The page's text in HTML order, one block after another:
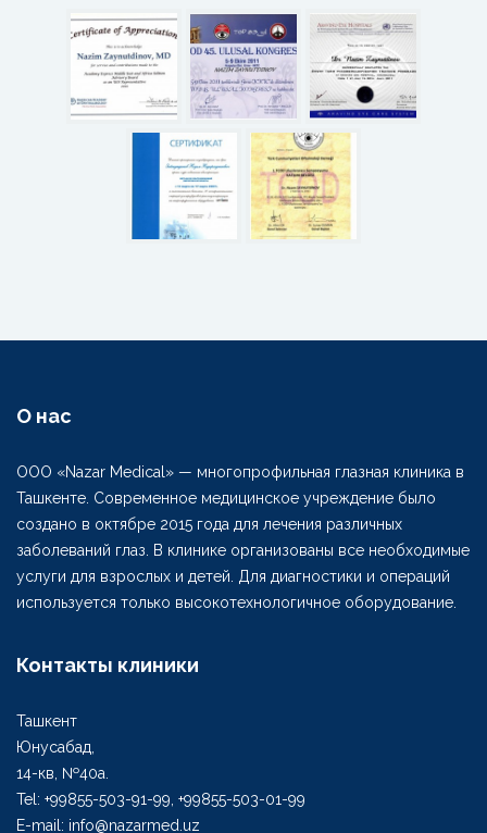
О нас
ООО «Nazar Medical» — многопрофильная глазная клиника в
Ташкенте. Современное медицинское учреждение было
создано в октябре 2015 года для лечения различных
заболеваний глаз. В клинике организованы все необходимые
услуги для взрослых и детей. Для диагностики и операций
используется только высокотехнологичное оборудование.
Контакты клиники
Ташкент
Юнусабад,
14-кв, №40а.
Tel: +99855-503-91-99, +99855-503-01-99
E-mail: info@nazarmed.uz